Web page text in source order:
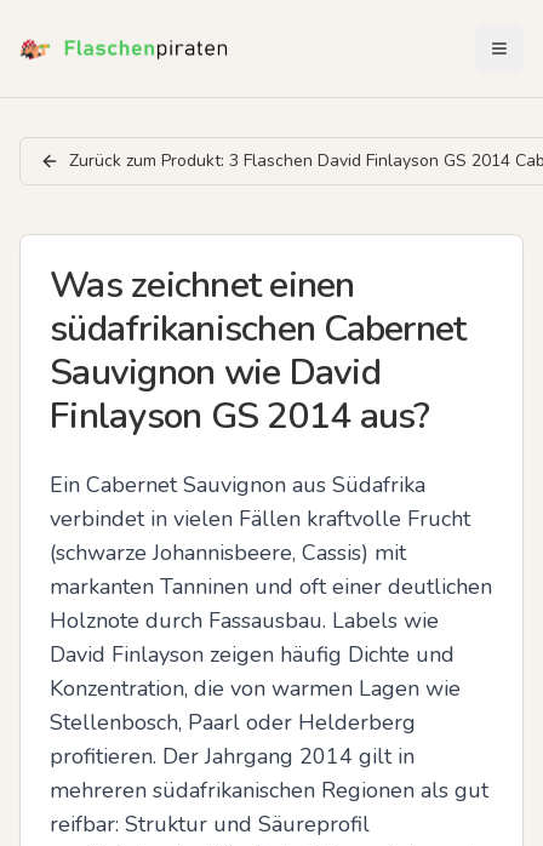
Zurück zum Produkt: 3 Flaschen David Finlayson GS 2014
Was zeichnet einen
südafrikanischen Cabernet
Sauvignon wie David
Finlayson GS 2014 aus?
Ein Cabernet Sauvignon aus Südafrika
verbindet in vielen Fällen kraftvolle Frucht
(schwarze Johannisbeere, Cassis) mit
markanten Tanninen und oft einer deutlichen
Holznote durch Fassausbau. Labels wie
David Finlayson zeigen häufig Dichte und
Konzentration, die von warmen Lagen wie
Stellenbosch, Paarl oder Helderberg
profitieren. Der Jahrgang 2014 gilt in
mehreren südafrikanischen Regionen als gut
reifbar: Struktur und Säureprofil